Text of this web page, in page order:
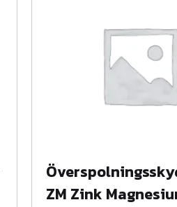
ZM Zink